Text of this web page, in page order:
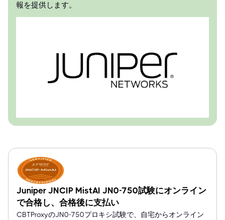
報を提供します。
Juniper JNCIP MistAI JN0-750試験にオンライン
で合格し、合格後に支払い
CBTProxyのJN0-750プロキシ試験で、自宅からオンライン